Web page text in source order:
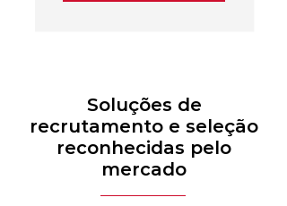
Soluções de
recrutamento e seleção
reconhecidas pelo
mercado